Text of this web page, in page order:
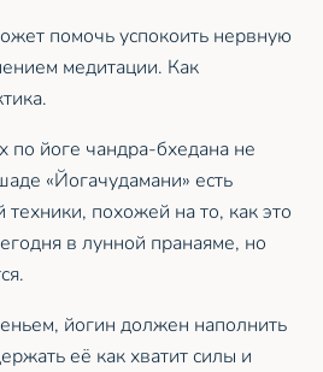
помочь успокоить нервную
медитации. Как
по йоге чандра-бхедана не
«Йогачудамани» есть
похожей на то, как это
в лунной пранаяме, но
йогин должен наполнить
её как хватит силы и